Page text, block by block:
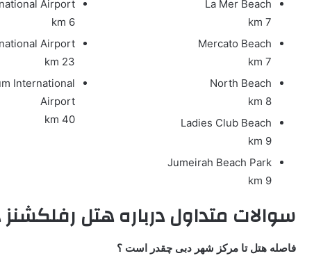
La Mer Beach
7 km
Mercato Beach
7 km
North Beach
8 km
Ladies Club Beach
9 km
Jumeirah Beach Park
9 km
Airport
6 km
Airport
23 km
International
Airport
40 km
سوالات متداول درباره هتل
فاصله هتل تا مرکز شهر دبی چقدر است ؟